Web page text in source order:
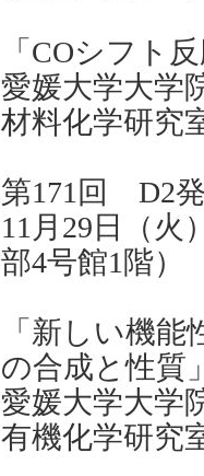
「COシフト
愛媛大学大
材料化学研究
第171回 D2
11月29日（
部4号館1階）
「新しい機
の合成と性質
愛媛大学大
有機化学研究